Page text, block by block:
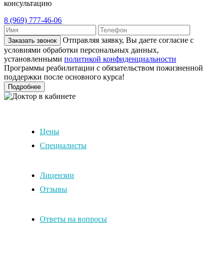
консультацию
8 (969) 777-46-06
Заказать звонок
Отправляя заявку, Вы даете согласие с
условиями обработки персональных данных,
установленными политикой конфиденциальности
Программы реабилитации с обязательством пожизненной
поддержки после основного курса!
Подробнее
Цены
Специалисты
Лицензии
Отзывы
Ответы на вопросы